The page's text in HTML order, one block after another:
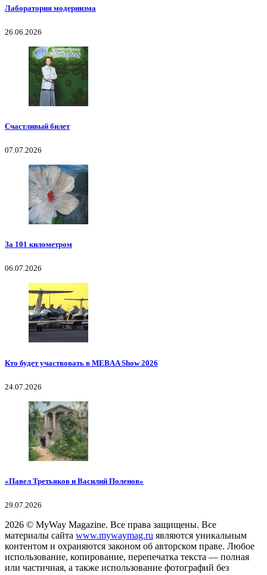
Лаборатория модернизма
26.06.2026
Счастливый билет
07.07.2026
За 101 километром
06.07.2026
Кто будет участвовать в MEBAA Show 2026
24.07.2026
«Павел Третьяков и Василий Поленов»
29.07.2026
2026 © MyWay Magazine. Все права защищены. Все
материалы сайта www.mywaymag.ru являются уникальным
контентом и охраняются законом об авторском праве. Любое
использование, копирование, перепечатка текста — полная
или частичная, а также использование фотографий без